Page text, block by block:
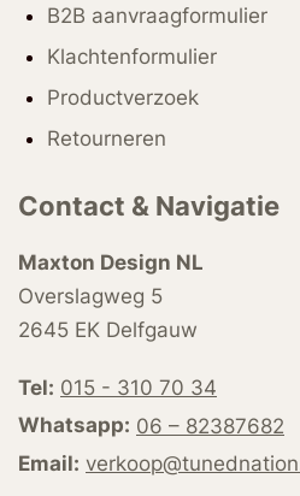
B2B aanvraagformulier
Klachtenformulier
Productverzoek
Retourneren
Contact & Navigatie
Maxton Design NL
Overslagweg 5
2645 EK Delfgauw
Tel: 015 - 310 70 34
Whatsapp: 06 – 82387682
Email: